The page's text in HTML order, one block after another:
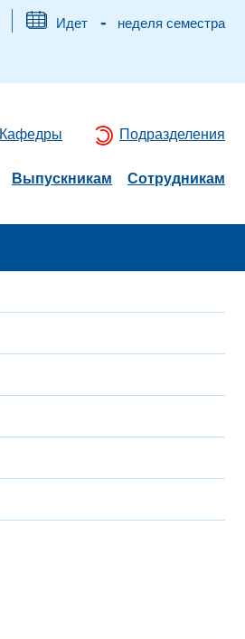
Идет - неделя семестра
Кафедры Подразделения
Выпускникам Сотрудникам